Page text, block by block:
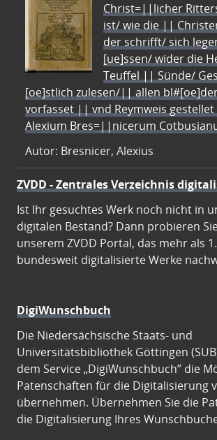
Christ=||licher
ist/ wie die ||
der schrifft/ sich
[ue]ssen/ wider die
Teuffel || Sünde/
[oe]stlich zulesen/|| allen
vorfasset || vnd Reymweis
Alexium Bres=||nicerum
Autor: Bresnicer, Alexius
ZVDD - Zentrales Verzeichnis
Ist Ihr gesuchtes Werk noch nicht in
digitalen Bestand? Dann probieren
unserem ZVDD Portal, das mehr als
bundesweit digitalisierte Werke
DigiWunschbuch
Die Niedersächsische Staats- und
Universitätsbibliothek Göttingen
dem Service „DigiWunschbuch” die
Patenschaften für die Digitalisierung
übernehmen. Übernehmen Sie die
die Digitalisierung Ihres